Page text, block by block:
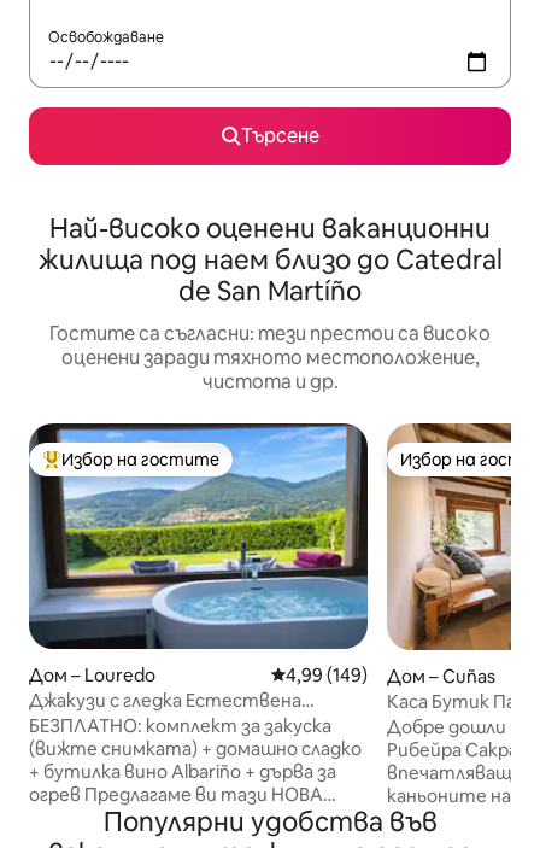
Освобождаване
Търсене
Най-високо оценени ваканционни
жилища под наем близо до Catedral
de San Martíño
Гостите са съгласни: тези престои са високо
оценени заради тяхното местоположение,
чистота и др.
Най-популярен избор на гостите
Избор на гостите
Дом – Louredo Средна оценка: 4,99 от 5,
4,99 (149)
Джакузи с гледка Естествена
релаксация във Виго Rural Mos
БЕЗПЛАТНО: комплект за закуска
(вижте снимката) + домашно сладко
+ бутилка вино Albariño + дърва за
огрев Предлагаме ви тази НОВА
къща в покрайнините на Виго.
Къщата е с площ 55 м². Къщата
Избор на
Избор на
Дом – Cuñas
Каса Бутик
Добре дошли в
Рибейра Сакра! Насладете се на
каньоните на
Мундо от
къща.
Популярни удобства във